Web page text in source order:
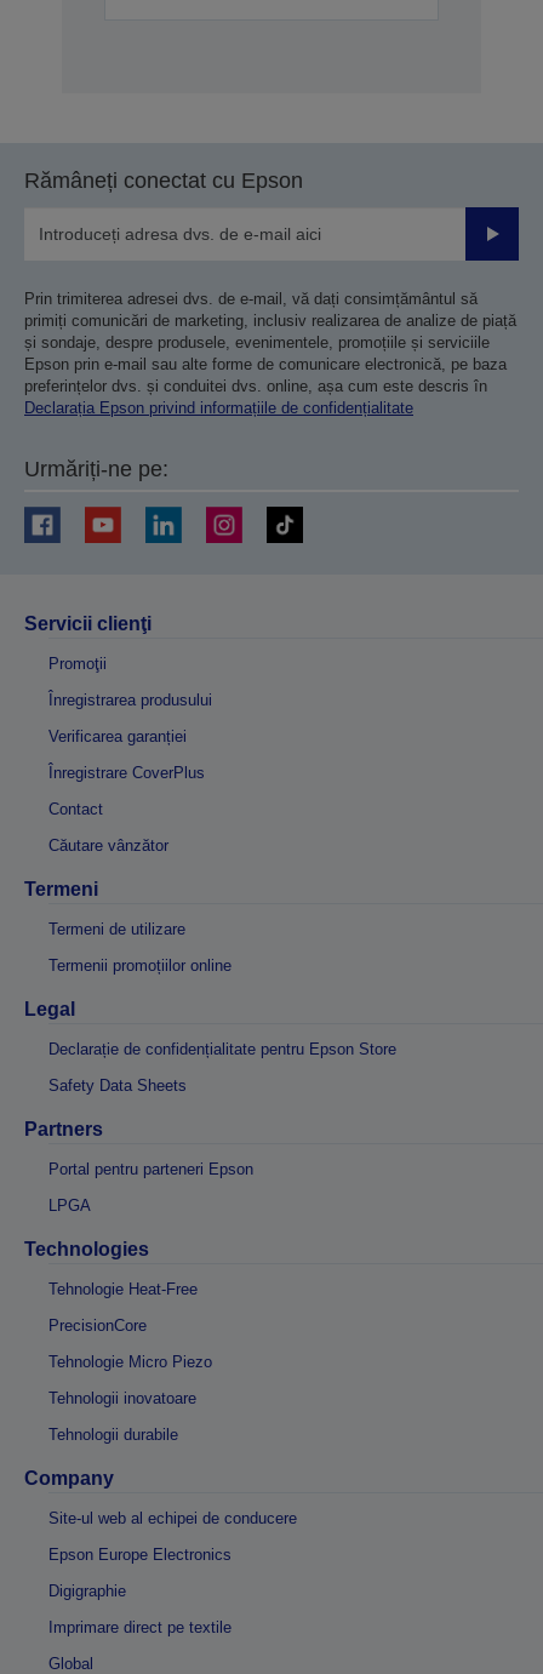
Rămâneți conectat cu Epson
Prin trimiterea adresei dvs. de e-mail, vă dați consimțământul să
primiți comunicări de marketing, inclusiv realizarea de analize de piață
și sondaje, despre produsele, evenimentele, promoțiile și serviciile
Epson prin e-mail sau alte forme de comunicare electronică, pe baza
preferințelor dvs. și conduitei dvs. online, așa cum este descris în
Declarația Epson privind informațiile de confidențialitate
Urmăriți-ne pe:
Servicii clienţi
Promoţii
Înregistrarea produsului
Verificarea garanției
Înregistrare CoverPlus
Contact
Căutare vânzător
Termeni
Termeni de utilizare
Termenii promoțiilor online
Legal
Declarație de confidențialitate pentru Epson Store
Safety Data Sheets
Partners
Portal pentru parteneri Epson
LPGA
Technologies
Tehnologie Heat-Free
PrecisionCore
Tehnologie Micro Piezo
Tehnologii inovatoare
Tehnologii durabile
Company
Site-ul web al echipei de conducere
Epson Europe Electronics
Digigraphie
Imprimare direct pe textile
Global